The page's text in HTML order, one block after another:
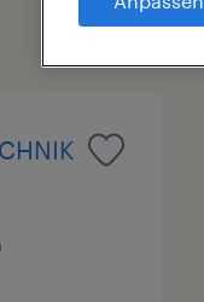
Vertragsarten